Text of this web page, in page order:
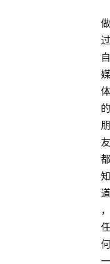
做
过
自
媒
体
的
朋
友
都
知
道
，
任
何
一